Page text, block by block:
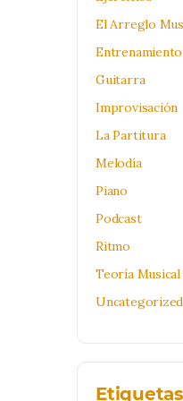
El Arreglo
Guitarra
Improvisación
La Partitura
Melodía
Piano
Podcast
Ritmo
Teoría Musical
Uncategorized
Etiquetas